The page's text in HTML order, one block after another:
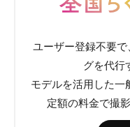
ユーザー登録不要
グを代行
モデルを活用した一
定額の料金で撮